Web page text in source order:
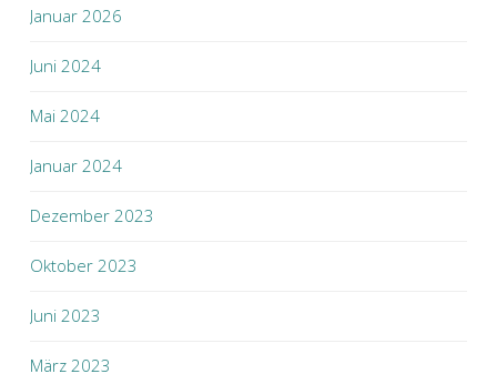
Januar 2026
Juni 2024
Mai 2024
Januar 2024
Dezember 2023
Oktober 2023
Juni 2023
März 2023